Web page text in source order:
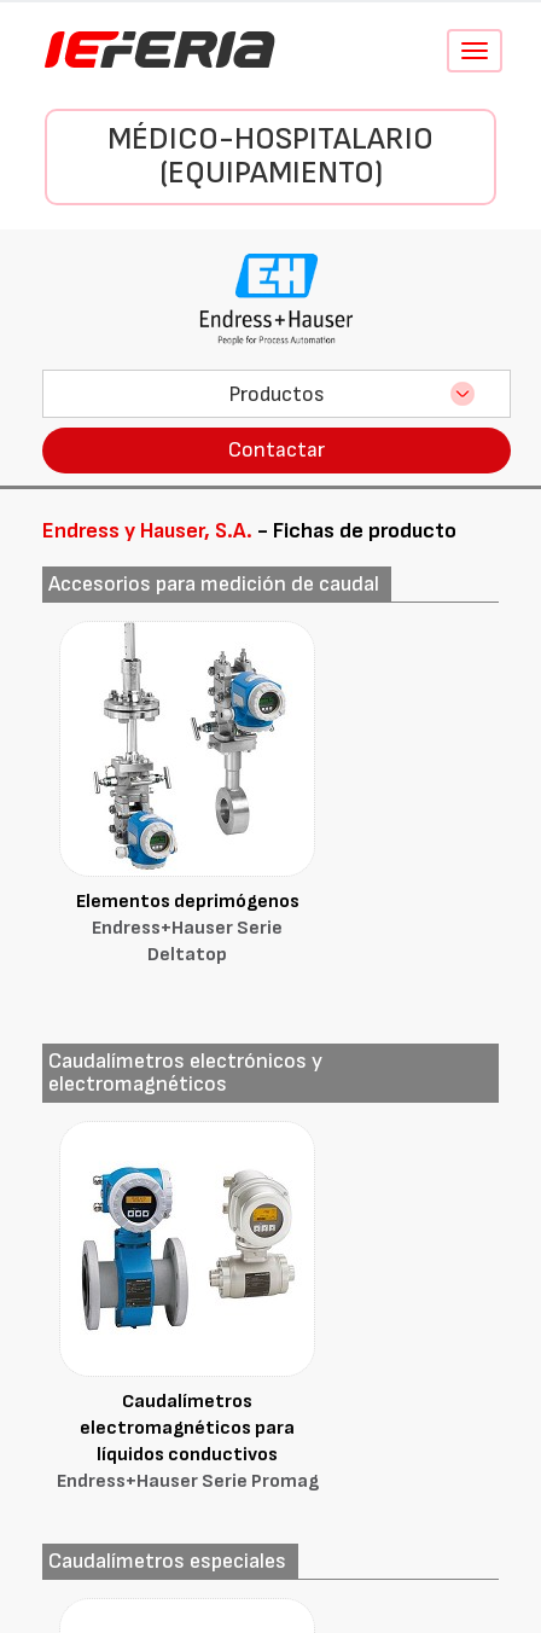
Conmutar
MÉDICO-HOSPITALARIO
(EQUIPAMIENTO)
Productos
Contactar
Endress y Hauser, S.A. - Fichas de producto
Accesorios para medición de caudal
Elementos deprimógenos
Endress+Hauser Serie
Deltatop
Caudalímetros electrónicos y
electromagnéticos
Caudalímetros
electromagnéticos para
líquidos conductivos
Endress+Hauser Serie Promag
Caudalímetros especiales